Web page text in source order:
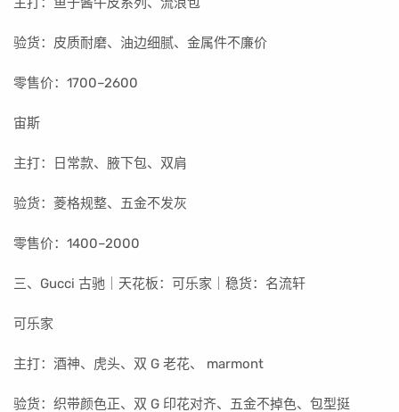
验货：皮质耐磨、油边细腻、金属件不廉价
零售价：1700–2600
宙斯
主打：日常款、腋下包、双肩
验货：菱格规整、五金不发灰
零售价：1400–2000
三、Gucci 古驰｜天花板：可乐家｜稳货：名流轩
可乐家
主打：酒神、虎头、双 G 老花、 marmont
验货：织带颜色正、双 G 印花对齐、五金不掉色、包型挺